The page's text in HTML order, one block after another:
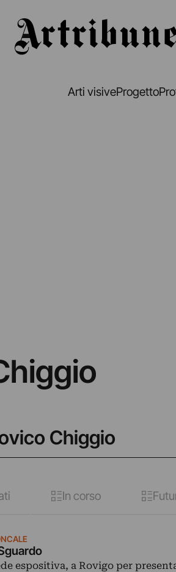
Arti visiveProgetto
Chiggio
In corso
espositiva, a Rovigo per